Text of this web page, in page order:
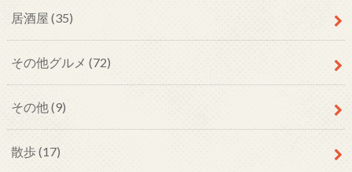
居酒屋 (35)
その他グルメ (72)
その他(9)
散歩(17)